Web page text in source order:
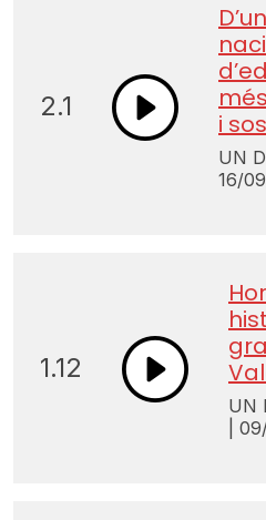
2.1
i
UN
16/
1.12
UN
|